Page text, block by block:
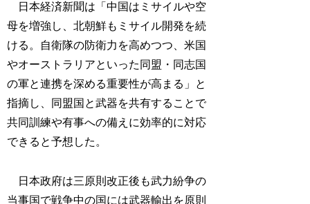
日本経済新聞は「中国はミサイルや空
母を増強し、北朝鮮もミサイル開発を続
ける。自衛隊の防衛力を高めつつ、米国
やオーストラリアといった同盟・同志国
の軍と連携を深める重要性が高まる」と
指摘し、同盟国と武器を共有することで
共同訓練や有事への備えに効率的に対応
できると予想した。
日本政府は三原則改正後も武力紛争の
当事国で戦争中の国には武器輸出を原則